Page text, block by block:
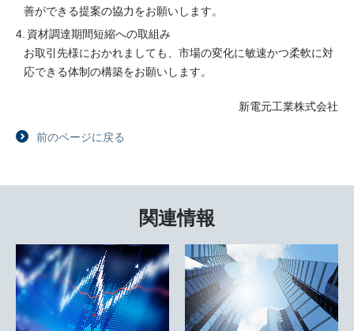
善ができる提案の協力をお願いします。
資材調達期間短縮への取組み
お取引先様におかれましても、市場の変化に敏速かつ柔軟に対
応できる体制の構築をお願いします。
新電元工業株式会社
前のページに戻る
関連情報